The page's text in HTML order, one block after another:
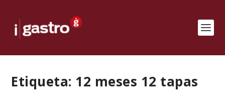
Etiqueta: 12 meses 12 tapas